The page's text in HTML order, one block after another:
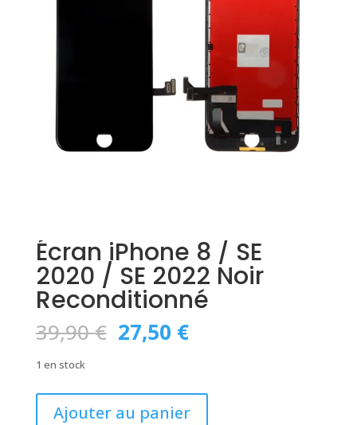
Écran iPhone 8 / SE
2020 / SE 2022 Noir
Reconditionné
39,90€ Le
prix
était :
39,90 €.
27,50 €Le
prix
est :
27,50 €.
1 en stock
Ajouter au panier